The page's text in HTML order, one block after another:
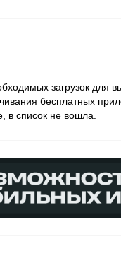
загрузок для
бесплатных
в список не вошла.